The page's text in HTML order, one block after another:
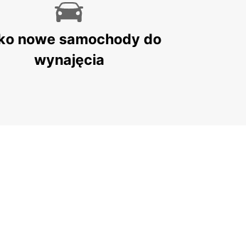
nowe samochody do
wynajęcia